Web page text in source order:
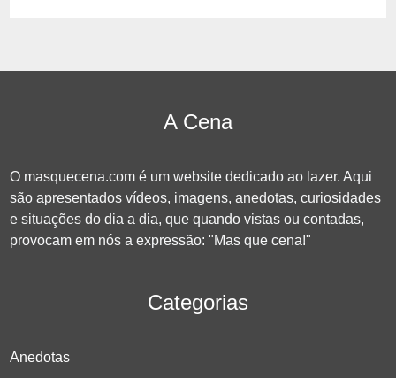
A Cena
O masquecena.com é um website dedicado ao lazer. Aqui
são apresentados vídeos, imagens, anedotas, curiosidades
e situações do dia a dia, que quando vistas ou contadas,
provocam em nós a expressão: "Mas que cena!"
Categorias
Anedotas